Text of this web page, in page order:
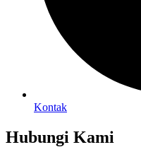
Kontak
Hubungi Kami